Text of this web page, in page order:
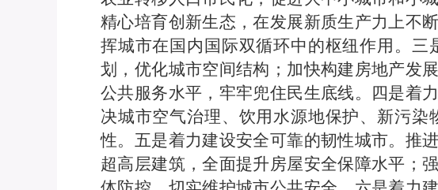
精心培育创新生态，在发展新质生产力上不
挥城市在国内国际双循环中的枢纽作用。
划，优化城市空间结构；加快构建房地产发
公共服务水平，牢牢兜住民生底线。四是着
决城市空气治理、饮用水源地保护、新污
性。五是着力建设安全可靠的韧性城市。推
超高层建筑，全面提升房屋安全保障水平；